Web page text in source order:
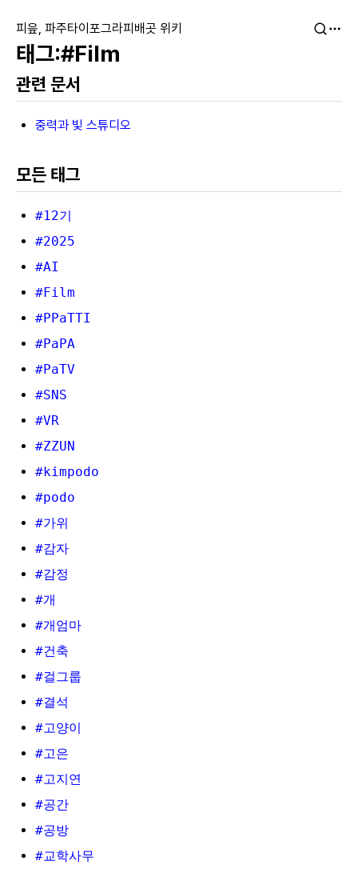
피읖, 파주타이포그라피배곳 위키
#Film
관련 문서
중력과 빛 스튜디오
모든 태그
#12기
#2025
#AI
#Film
#PPaTTI
#PaPA
#PaTV
#SNS
#VR
#ZZUN
#kimpodo
#podo
#가위
#감자
#감정
#개
#개엄마
#건축
#걸그룹
#결석
#고양이
#고은
#고지연
#공간
#공방
#교학사무